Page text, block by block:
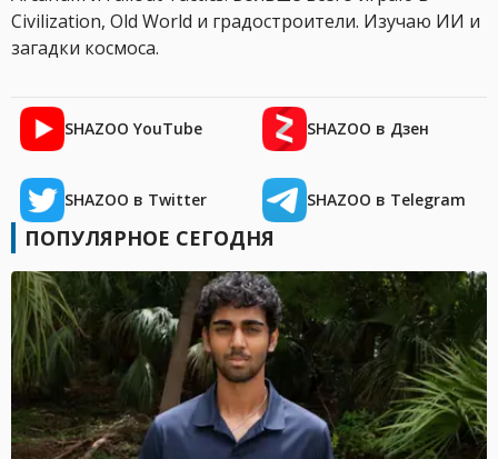
Civilization, Old World и градостроители. Изучаю ИИ и
загадки космоса.
SHAZOO YouTube SHAZOO в Дзен
SHAZOO в Twitter SHAZOO в Telegram
ПОПУЛЯРНОЕ СЕГОДНЯ